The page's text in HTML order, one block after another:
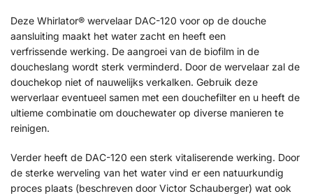
Deze Whirlator® wervelaar DAC-120 voor op de douche
aansluiting maakt het water zacht en heeft een
verfrissende werking. De aangroei van de biofilm in de
doucheslang wordt sterk verminderd. Door de wervelaar zal de
douchekop niet of nauwelijks verkalken. Gebruik deze
werverlaar eventueel samen met een douchefilter en u heeft de
ultieme combinatie om douchewater op diverse manieren te
reinigen.
Verder heeft de DAC-120 een sterk vitaliserende werking. Door
de sterke werveling van het water vind er een natuurkundig
proces plaats (beschreven door Victor Schauberger) wat ook